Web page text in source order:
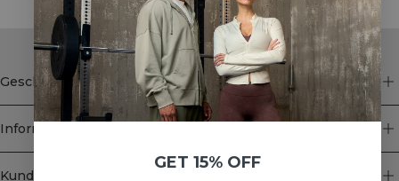
Geschäft
Information
Kundendienst
GET 15% OFF